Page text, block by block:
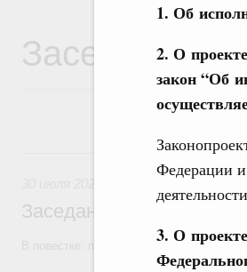
1. Об
2. О
закон “Об
Федерации
3. О
Заседания
Заседание
В повестке: проекты федеральных